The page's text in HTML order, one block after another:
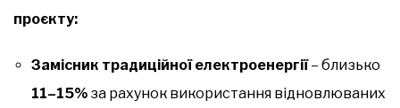
проєкту:
Замісник традиційної електроенергії– близько
11–15% за рахунок використання відновлюваних